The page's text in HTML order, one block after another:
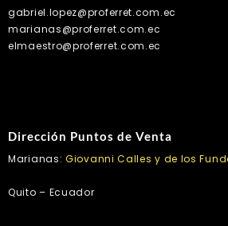
gabriel.lopez@proferret.com.ec
marianas@proferret.com.ec
elmaestro@proferret.com.ec
Dirección Puntos de Venta
Marianas: Giovanni Calles y de los
Quito – Ecuador